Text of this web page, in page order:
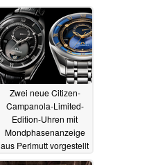
Zwei neue Citizen-
Campanola-Limited-
Edition-Uhren mit
Mondphasenanzeige
aus Perlmutt vorgestellt
04.07.2026